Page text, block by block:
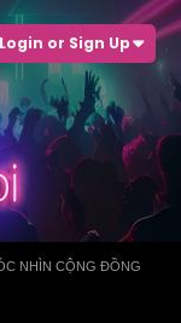
Login or Sign Up
NHÌN CỘNG ĐỒNG